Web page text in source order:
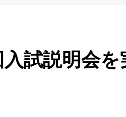
試説明会を